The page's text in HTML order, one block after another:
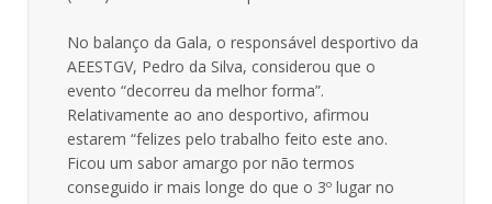
No balanço da Gala, o responsável desportivo da
AEESTGV, Pedro da Silva, considerou que o
evento “decorreu da melhor forma”.
Relativamente ao ano desportivo, afirmou
estarem “felizes pelo trabalho feito este ano.
Ficou um sabor amargo por não termos
conseguido ir mais longe do que o 3º lugar no